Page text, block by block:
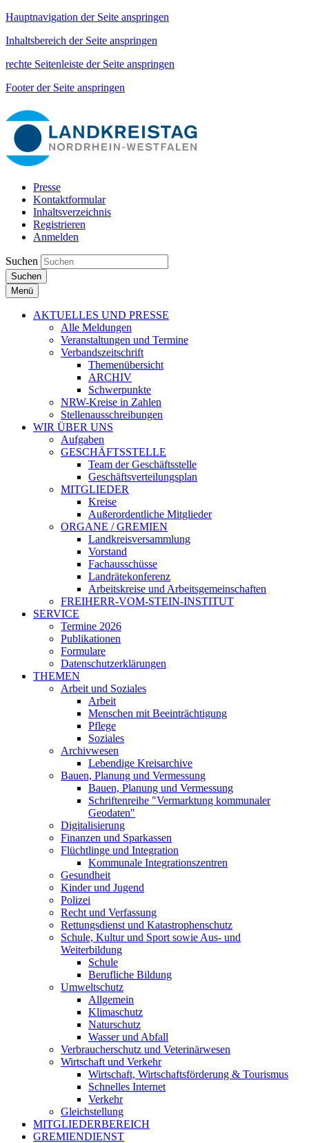
Hauptnavigation der Seite anspringen
Inhaltsbereich der Seite anspringen
rechte Seitenleiste der Seite anspringen
Footer der Seite anspringen
Presse
Kontaktformular
Inhaltsverzeichnis
Registrieren
Anmelden
Suchen
Suchen
Menü
AKTUELLES UND PRESSE
Alle Meldungen
Veranstaltungen und Termine
Verbandszeitschrift
Themenübersicht
ARCHIV
Schwerpunkte
NRW-Kreise in Zahlen
Stellenausschreibungen
WIR ÜBER UNS
Aufgaben
GESCHÄFTSSTELLE
Team der Geschäftsstelle
Geschäftsverteilungsplan
MITGLIEDER
Kreise
Außerordentliche Mitglieder
ORGANE / GREMIEN
Landkreisversammlung
Vorstand
Fachausschüsse
Landrätekonferenz
Arbeitskreise und Arbeitsgemeinschaften
FREIHERR-VOM-STEIN-INSTITUT
SERVICE
Termine 2026
Publikationen
Formulare
Datenschutzerklärungen
THEMEN
Arbeit und Soziales
Arbeit
Menschen mit Beeinträchtigung
Pflege
Soziales
Archivwesen
Lebendige Kreisarchive
Bauen, Planung und Vermessung
Bauen, Planung und Vermessung
Schriftenreihe "Vermarktung kommunaler
Geodaten"
Digitalisierung
Finanzen und Sparkassen
Flüchtlinge und Integration
Kommunale Integrationszentren
Gesundheit
Kinder und Jugend
Polizei
Recht und Verfassung
Rettungsdienst und Katastrophenschutz
Schule, Kultur und Sport sowie Aus- und
Weiterbildung
Schule
Berufliche Bildung
Umweltschutz
Allgemein
Klimaschutz
Naturschutz
Wasser und Abfall
Verbraucherschutz und Veterinärwesen
Wirtschaft und Verkehr
Wirtschaft, Wirtschaftsförderung & Tourismus
Schnelles Internet
Verkehr
Gleichstellung
MITGLIEDERBEREICH
GREMIENDIENST